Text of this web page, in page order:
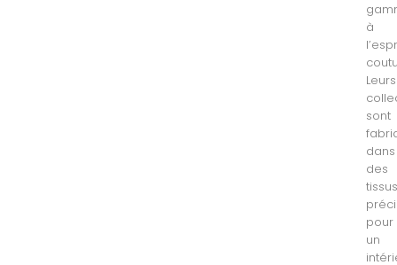
à
Leurs
sont
dans
des
pour
un